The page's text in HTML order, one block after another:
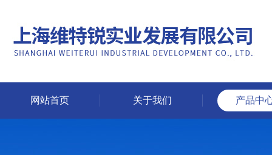
网站首页 关于我们 产品中